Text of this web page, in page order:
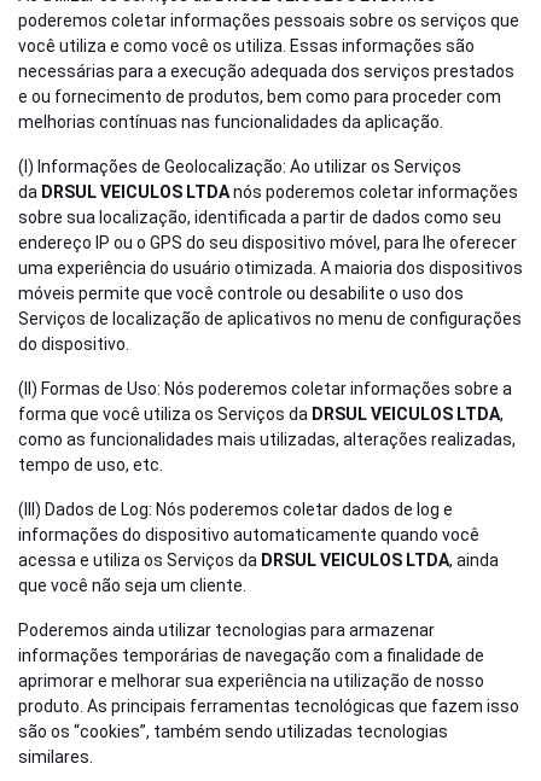
poderemos coletar informações pessoais sobre os serviços que
você utiliza e como você os utiliza. Essas informações são
necessárias para a execução adequada dos serviços prestados
e ou fornecimento de produtos, bem como para proceder com
melhorias contínuas nas funcionalidades da aplicação.
(I) Informações de Geolocalização: Ao utilizar os Serviços
da DRSUL VEICULOS LTDAnós poderemos coletar informações
sobre sua localização, identificada a partir de dados como seu
endereço IP ou o GPS do seu dispositivo móvel, para lhe oferecer
uma experiência do usuário otimizada. A maioria dos dispositivos
móveis permite que você controle ou desabilite o uso dos
Serviços de localização de aplicativos no menu de configurações
do dispositivo.
(II) Formas de Uso: Nós poderemos coletar informações sobre a
forma que você utiliza os Serviços da DRSUL VEICULOS LTDA,
como as funcionalidades mais utilizadas, alterações realizadas,
tempo de uso, etc.
(III) Dados de Log: Nós poderemos coletar dados de log e
informações do dispositivo automaticamente quando você
acessa e utiliza os Serviços da DRSUL VEICULOS LTDA, ainda
que você não seja um cliente.
Poderemos ainda utilizar tecnologias para armazenar
informações temporárias de navegação com a finalidade de
aprimorar e melhorar sua experiência na utilização de nosso
produto. As principais ferramentas tecnológicas que fazem isso
são os “cookies”, também sendo utilizadas tecnologias
similares.